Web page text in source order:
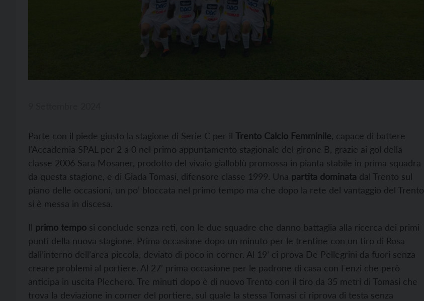
Parte con il piede giusto la stagione di Serie C per il Trento Calcio Femminile , capace di battere
l’Accademia SPAL per 2 a 0 nel primo appuntamento stagionale del girone B, grazie ai gol della
classe 2006 Sara Mosaner, prodotto del vivaio gialloblù promossa in pianta stabile in prima squadra
da questa stagione, e di Giada Tomasi, difensore classe 1999. Una partita dominata dal Trento sul
piano delle occasioni, un po’ bloccata nel primo tempo ma che dopo la rete del vantaggio del Trento
si è messa in discesa.
Il primo tempo si conclude senza reti, con le due squadre che danno battaglia alla ricerca dei primi
punti della nuova stagione. Prima occasione dopo un minuto per le trentine con un tiro di Rosa
dall’interno dell’area piccola, deviato di poco in corner. Al 19’ ci prova De Pellegrini da fuori senza
creare problemi al portiere. Al 27’ prima occasione per le padrone di casa con Fenzi che però
anticipa in uscita Plechero. Tre minuti dopo è di nuovo Trento con il tiro da 35 metri di Tomasi che
trova la deviazione in corner del portiere, sul quale la stessa Tomasi ci riprova di testa senza